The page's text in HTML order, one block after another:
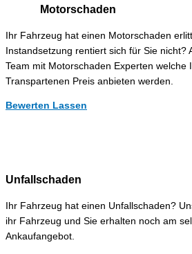
Motorschaden
Ihr Fahrzeug hat einen Motorschaden
Instandsetzung rentiert sich für Sie nicht?
Team mit Motorschaden Experten welche
Transpartenen Preis anbieten werden.
Bewerten Lassen
Unfallschaden
Ihr Fahrzeug hat einen Unfallschaden?
ihr Fahrzeug und Sie erhalten noch am
Ankaufangebot.